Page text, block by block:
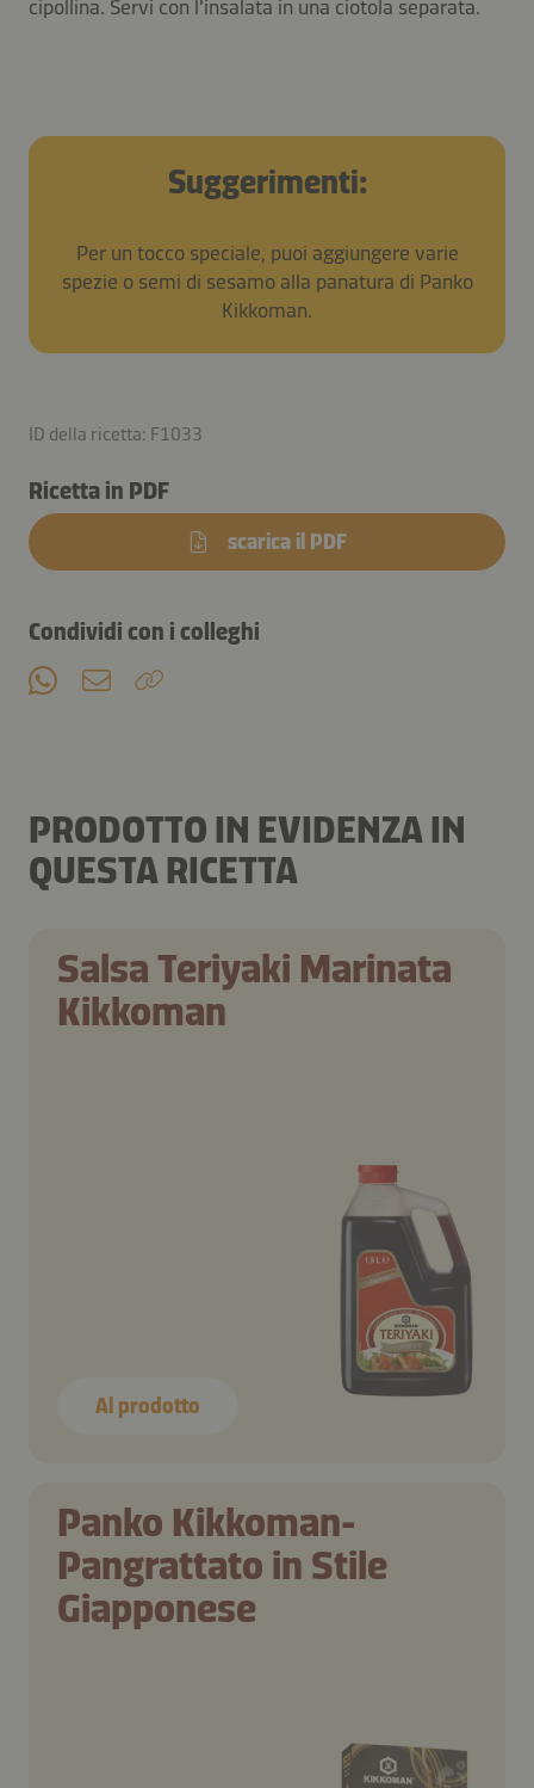
cipollina. Servi con l'insalata in una ciotola separata.
Suggerimenti:
Per un tocco speciale, puoi aggiungere varie
spezie o semi di sesamo alla panatura di Panko
Kikkoman.
ID della ricetta: F1033
Ricetta in PDF
scarica il PDF
Condividi con i colleghi
PRODOTTO IN EVIDENZA IN
QUESTA RICETTA
Salsa Teriyaki Marinata
Kikkoman
Al prodotto
Panko Kikkoman-
Pangrattato in Stile
Giapponese